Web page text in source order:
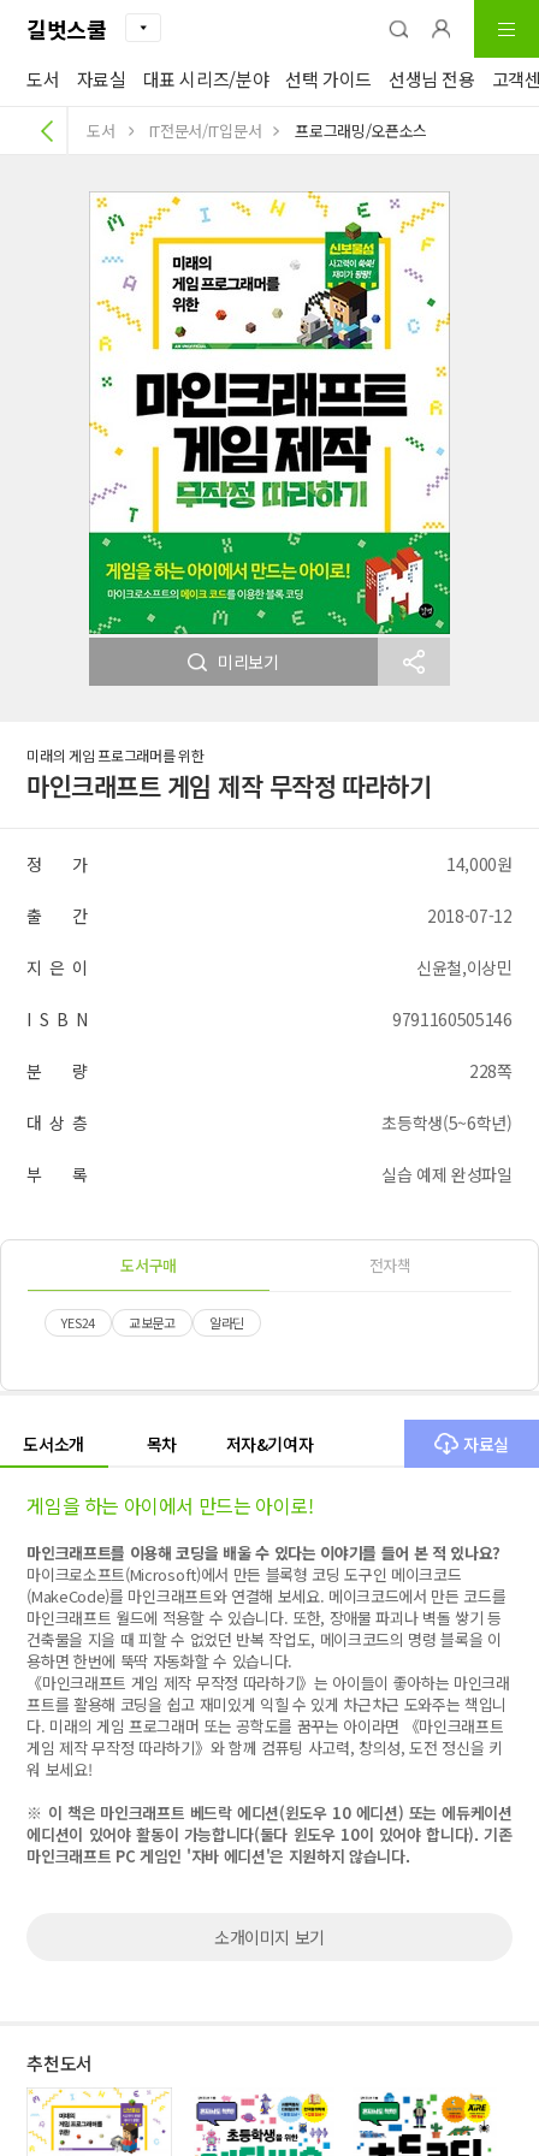
길벗스쿨
도서 자료실 대표 시리즈/분야 선택 가이드 선생님 전용 고객
도서 IT전문서/IT입문서 프로그래밍/오픈소스
미리보기
미래의 게임 프로그래머를 위한
마인크래프트 게임 제작 무작정 따라하기
정 가 14,000원
출 간 2018-07-12
지 은 이 신윤철,이상민
I S B N 9791160505146
분 량 228쪽
대 상 층 초등학생(5~6학년)
부 록 실습 예제 완성파일
도서구매 전자책
YES24 교보문고 알라딘
도서소개 목차 저자&기여자 자료실
게임을 하는 아이에서 만드는 아이로!
마인크래프트를 이용해 코딩을 배울 수 있다는 이야기를 들어 본 적 있나요?
마이크로소프트(Microsoft)에서 만든 블록형 코딩 도구인 메이크코드
(MakeCode)를 마인크래프트와 연결해 보세요. 메이크코드에서 만든 코드를
마인크래프트 월드에 적용할 수 있습니다. 또한, 장애물 파괴나 벽돌 쌓기 등
건축물을 지을 때 피할 수 없었던 반복 작업도, 메이크코드의 명령 블록을 이
용하면 한번에 뚝딱 자동화할 수 있습니다.
《마인크래프트 게임 제작 무작정 따라하기》는 아이들이 좋아하는 마인크래
프트를 활용해 코딩을 쉽고 재미있게 익힐 수 있게 차근차근 도와주는 책입니
다. 미래의 게임 프로그래머 또는 공학도를 꿈꾸는 아이라면 《마인크래프트
게임 제작 무작정 따라하기》와 함께 컴퓨팅 사고력, 창의성, 도전 정신을 키
워 보세요!
※ 이 책은 마인크래프트 베드락 에디션(윈도우 10 에디션) 또는 에듀케이션
에디션이 있어야 활동이 가능합니다(둘다 윈도우 10이 있어야 합니다). 기존
마인크래프트 PC 게임인 '자바 에디션'은 지원하지 않습니다.
소개이미지 보기
추천도서